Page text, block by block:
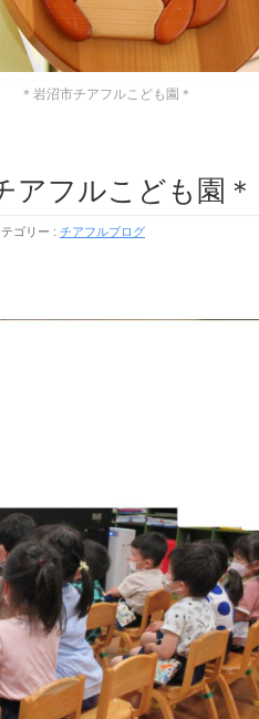
沼市チアフルこども園＊
ルこども園＊
ゴリー : チアフルブログ